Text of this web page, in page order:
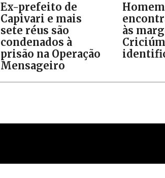
Ex-prefeito de
Capivari e mais
sete réus são
condenados à
prisão na Operação
Mensageiro
Homem
às